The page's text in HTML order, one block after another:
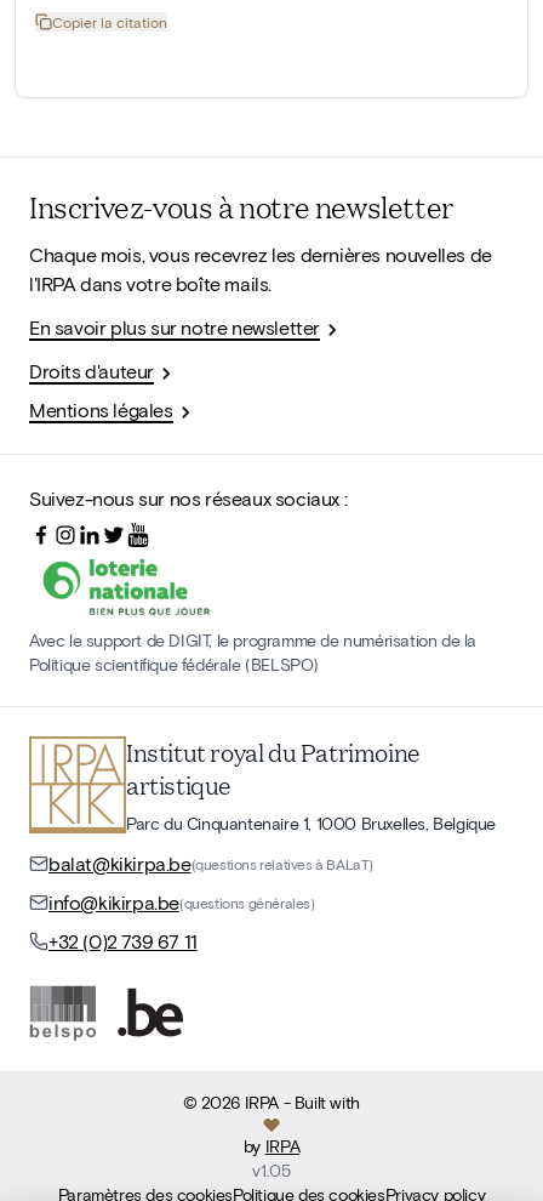
Copier la citation
Inscrivez-vous à notre newsletter
Chaque mois, vous recevrez les dernières nouvelles de
l'IRPA dans votre boîte mails.
En savoir plus sur notre newsletter
Droits d'auteur
Mentions légales
Suivez-nous sur nos réseaux sociaux :
Avec le support de DIGIT, le programme de numérisation de la
Politique scientifique fédérale (BELSPO)
Institut royal du Patrimoine
artistique
Parc du Cinquantenaire 1, 1000 Bruxelles, Belgique
balat@kikirpa.be(questions relatives à BALaT)
info@kikirpa.be(questions générales)
+32 (0)2 739 67 11
©2026 IRPA- Built with
by IRPA
v1.05
Paramètres des cookiesPolitique des cookiesPrivacy policy